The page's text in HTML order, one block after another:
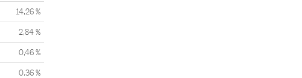
14,26 %
2,84 %
0,46 %
0,36 %